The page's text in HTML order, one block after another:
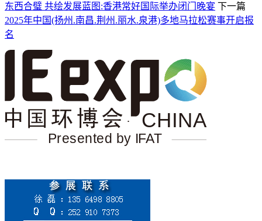
东西合璧 共绘发展蓝图:香港常好国际举办闭门晚宴 下一篇
2025年中国(扬州.南昌.荆州.丽水.泉港)多地马拉松赛事开启报
名